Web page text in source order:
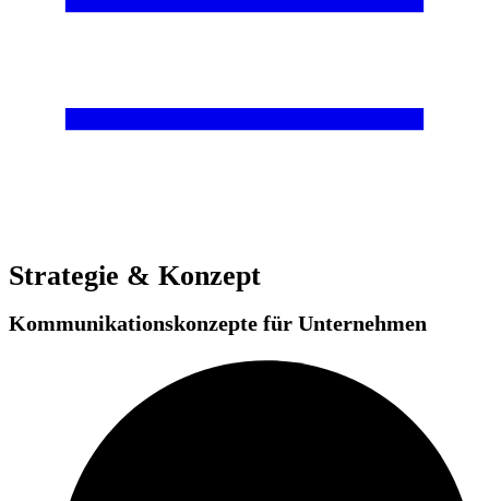
Strategie & Konzept
Kommunikations­konzepte für Unternehmen